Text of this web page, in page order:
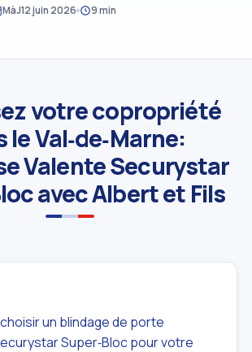
MàJ12 juin 2026 9 min
votre copropriété
le Val‑de‑Marne:
Valente Securystar
avec Albert et Fils
un blindage de porte
Super‑Bloc pour votre